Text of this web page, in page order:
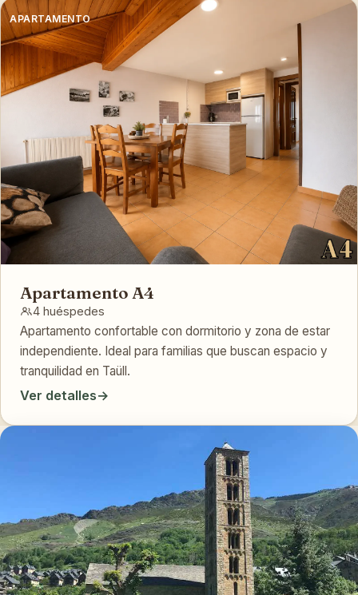
APARTAMENTO
Apartamento A4
4 huéspedes
Apartamento confortable con dormitorio y zona de estar
independiente. Ideal para familias que buscan espacio y
tranquilidad en Taüll.
Ver detalles→